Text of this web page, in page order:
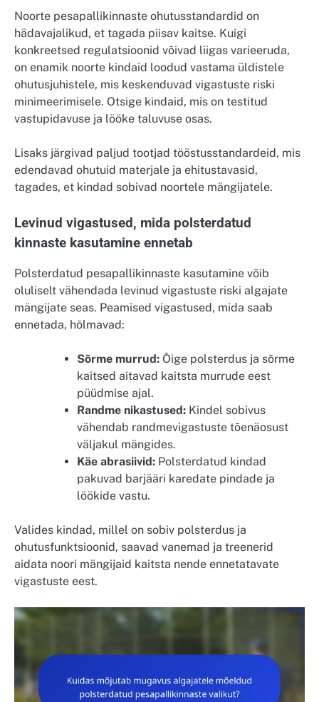
Noorte pesapallikinnaste ohutusstandardid on
hädavajalikud, et tagada piisav kaitse. Kuigi
konkreetsed regulatsioonid võivad liigas varieeruda,
on enamik noorte kindaid loodud vastama üldistele
ohutusjuhistele, mis keskenduvad vigastuste riski
minimeerimisele. Otsige kindaid, mis on testitud
vastupidavuse ja lööke taluvuse osas.
Lisaks järgivad paljud tootjad tööstusstandardeid, mis
edendavad ohutuid materjale ja ehitustavasid,
tagades, et kindad sobivad noortele mängijatele.
Levinud vigastused, mida polsterdatud
kinnaste kasutamine ennetab
Polsterdatud pesapallikinnaste kasutamine võib
oluliselt vähendada levinud vigastuste riski algajate
mängijate seas. Peamised vigastused, mida saab
ennetada, hõlmavad:
Sõrme murrud: Õige polsterdus ja sõrme
kaitsed aitavad kaitsta murrude eest
püüdmise ajal.
Randme nikastused: Kindel sobivus
vähendab randmevigastuste tõenäosust
väljakul mängides.
Käe abrasiivid: Polsterdatud kindad
pakuvad barjääri karedate pindade ja
löökide vastu.
Valides kindad, millel on sobiv polsterdus ja
ohutusfunktsioonid, saavad vanemad ja treenerid
aidata noori mängijaid kaitsta nende ennetatavate
vigastuste eest.